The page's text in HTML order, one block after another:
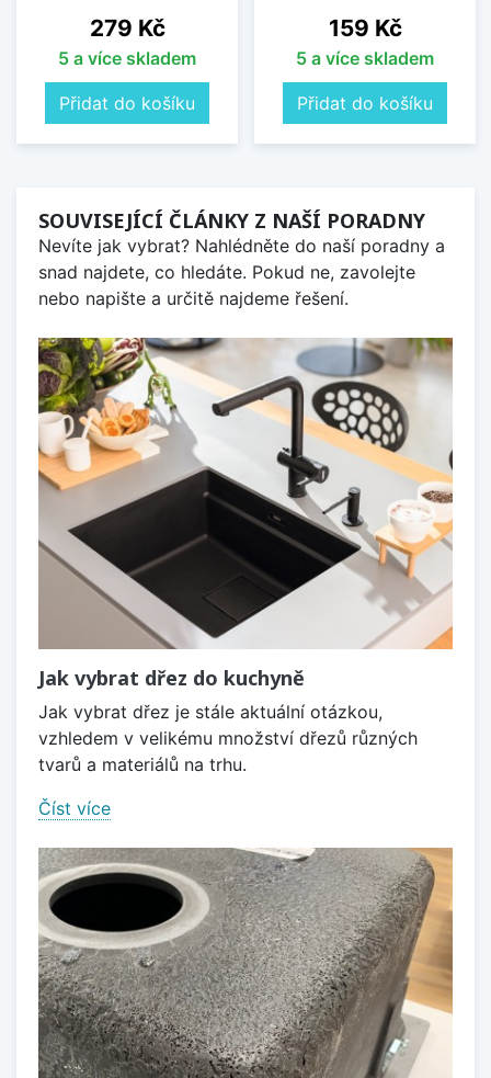
Cena
279 Kč
5 a více skladem
Přidat do košíku
Cena
159 Kč
5 a více skladem
Přidat do košíku
SOUVISEJÍCÍ ČLÁNKY Z NAŠÍ PORADNY
Nevíte jak vybrat? Nahlédněte do naší poradny a
snad najdete, co hledáte. Pokud ne, zavolejte
nebo napište a určitě najdeme řešení.
Jak vybrat dřez do kuchyně
Jak vybrat dřez je stále aktuální otázkou,
vzhledem v velikému množství dřezů různých
tvarů a materiálů na trhu.
Číst více